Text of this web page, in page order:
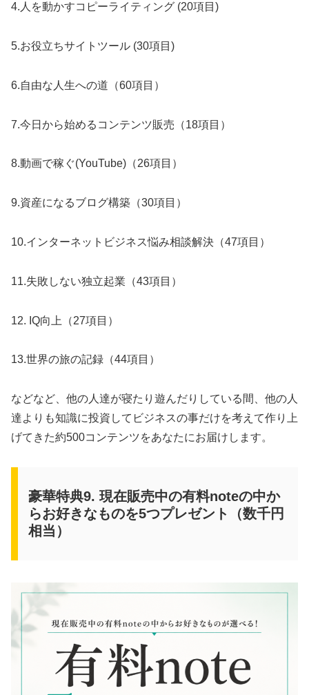
4.人を動かすコピーライティング (20項目)
5.お役立ちサイトツール (30項目)
6.自由な人生への道（60項目）
7.今日から始めるコンテンツ販売（18項目）
8.動画で稼ぐ(YouTube)（26項目）
9.資産になるブログ構築（30項目）
10.インターネットビジネス悩み相談解決（47項目）
11.失敗しない独立起業（43項目）
12. IQ向上（27項目）
13.世界の旅の記録（44項目）
などなど、他の人達が寝たり遊んだりしている間、他の人
達よりも知識に投資してビジネスの事だけを考えて作り上
げてきた約500コンテンツをあなたにお届けします。
豪華特典9. 現在販売中の有料noteの中か
らお好きなものを5つプレゼント（数千円
相当）